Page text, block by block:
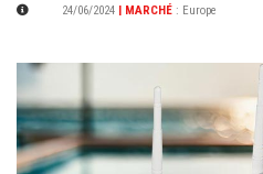
24/06/2024 | MARCHÉ : Europe